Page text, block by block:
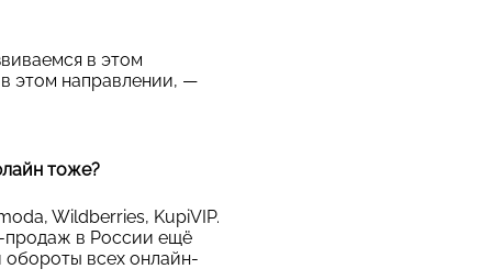
в этом
этом направлении, —
тоже?
Wildberries, KupiVIP.
продаж в России ещё
всех онлайн-